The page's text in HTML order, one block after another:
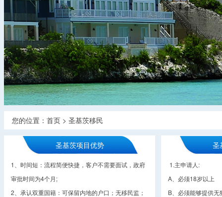
您的位置： 首页 > 圣基茨移民
圣基茨项目优势
1、时间短：流程简便快捷，客户不需要面试，政府
审批时间为4个月;
2、承认双重国籍：可保留内地的户口；无移民监；
圣
1.主申请人:
A、必须18岁以上
B、必须能够提供无